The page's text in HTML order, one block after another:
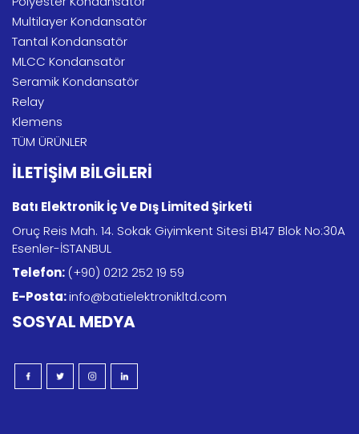
Multilayer Kondansatör
Tantal Kondansatör
MLCC Kondansatör
Seramik Kondansatör
Relay
Klemens
TÜM ÜRÜNLER
İLETİŞİM BİLGİLERİ
Batı Elektronik İç Ve Dış Limited Şirketi
Oruç Reis Mah. 14. Sokak Giyimkent Sitesi B147 Blok No:30A
Esenler-İSTANBUL
Telefon: (+90) 0212 252 19 59
E-Posta:info@batielektronikltd.com
SOSYAL MEDYA